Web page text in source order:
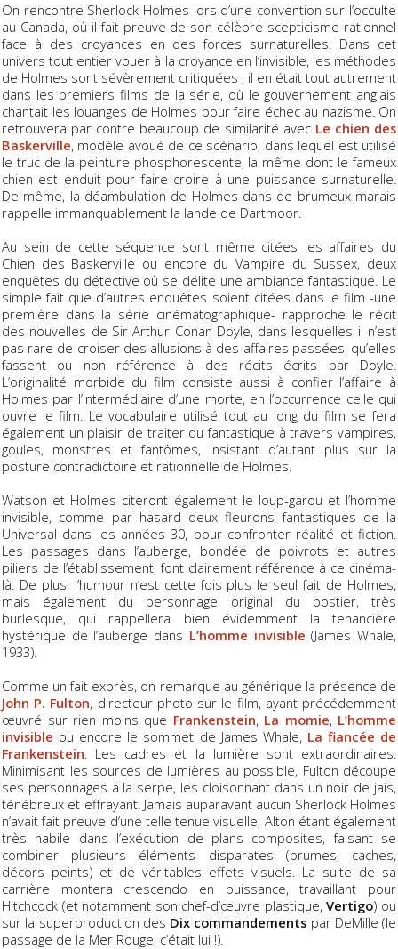
On rencontre Sherlock Holmes lors d’une convention sur l’occulte
au Canada, où il fait preuve de son célèbre scepticisme rationnel
face à des croyances en des forces surnaturelles. Dans cet
univers tout entier vouer à la croyance en l’invisible, les méthodes
de Holmes sont sévèrement critiquées ; il en était tout autrement
dans les premiers films de la série, où le gouvernement anglais
chantait les louanges de Holmes pour faire échec au nazisme. On
retrouvera par contre beaucoup de similarité avec Le chien des
Baskerville, modèle avoué de ce scénario, dans lequel est utilisé
le truc de la peinture phosphorescente, la même dont le fameux
chien est enduit pour faire croire à une puissance surnaturelle.
De même, la déambulation de Holmes dans de brumeux marais
rappelle immanquablement la lande de Dartmoor.
Au sein de cette séquence sont même citées les affaires du
Chien des Baskerville ou encore du Vampire du Sussex, deux
enquêtes du détective où se délite une ambiance fantastique. Le
simple fait que d’autres enquêtes soient citées dans le film -une
première dans la série cinématographique- rapproche le récit
des nouvelles de Sir Arthur Conan Doyle, dans lesquelles il n’est
pas rare de croiser des allusions à des affaires passées, qu’elles
fassent ou non référence à des récits écrits par Doyle.
L’originalité morbide du film consiste aussi à confier l’affaire à
Holmes par l’intermédiaire d’une morte, en l’occurrence celle qui
ouvre le film. Le vocabulaire utilisé tout au long du film se fera
également un plaisir de traiter du fantastique à travers vampires,
goules, monstres et fantômes, insistant d’autant plus sur la
posture contradictoire et rationnelle de Holmes.
Watson et Holmes citeront également le loup-garou et l’homme
invisible, comme par hasard deux fleurons fantastiques de la
Universal dans les années 30, pour confronter réalité et fiction.
Les passages dans l’auberge, bondée de poivrots et autres
piliers de l’établissement, font clairement référence à ce cinéma-
là. De plus, l’humour n’est cette fois plus le seul fait de Holmes,
mais également du personnage original du postier, très
burlesque, qui rappellera bien évidemment la tenancière
hystérique de l’auberge dans L’homme invisible (James Whale,
1933).
Comme un fait exprès, on remarque au générique la présence de
John P. Fulton, directeur photo sur le film, ayant précédemment
œuvré sur rien moins que Frankenstein, La momie, L’homme
invisible ou encore le sommet de James Whale, La fiancée de
Frankenstein. Les cadres et la lumière sont extraordinaires.
Minimisant les sources de lumières au possible, Fulton découpe
ses personnages à la serpe, les cloisonnant dans un noir de jais,
ténébreux et effrayant. Jamais auparavant aucun Sherlock Holmes
n’avait fait preuve d’une telle tenue visuelle, Alton étant également
très habile dans l’exécution de plans composites, faisant se
combiner plusieurs éléments disparates (brumes, caches,
décors peints) et de véritables effets visuels. La suite de sa
carrière montera crescendo en puissance, travaillant pour
Hitchcock (et notamment son chef-d’œuvre plastique,Vertigo) ou
sur la superproduction des Dix commandements par DeMille (le
passage de la Mer Rouge, c’était lui !).